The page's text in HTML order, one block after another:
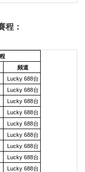
程：
頻道
Lucky 688台
Lucky 688台
Lucky 688台
Lucky 688台
Lucky 688台
Lucky 688台
Lucky 688台
Lucky 688台
Lucky 688台